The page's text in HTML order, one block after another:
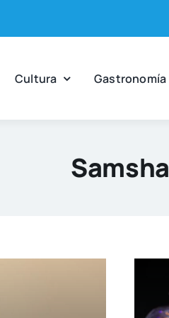
Cul­tu­ra Gas­tro­no­mía
Samsha